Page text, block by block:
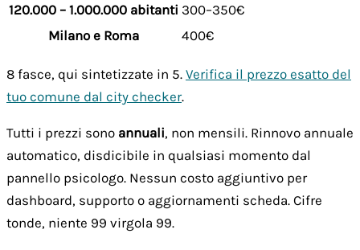
120.000 – 1.000.000 abitanti 300–350€
Milano e Roma
400€
8 fasce, qui sintetizzate in 5. Verifica il prezzo esatto del
tuo comune dal city checker.
Tutti i prezzi sono annuali, non mensili. Rinnovo annuale
automatico, disdicibile in qualsiasi momento dal
pannello psicologo. Nessun costo aggiuntivo per
dashboard, supporto o aggiornamenti scheda. Cifre
tonde, niente 99 virgola 99.